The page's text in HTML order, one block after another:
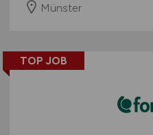
Münster
TOP JOB